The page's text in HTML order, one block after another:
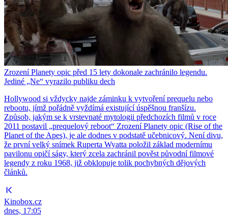
Zrození Planety opic před 15 lety dokonale zachránilo legendu.
Jediné „Ne“ vyrazilo publiku dech
Hollywood si vždycky najde záminku k vytvoření prequelu nebo
rebootu, jímž pořádně vyždímá existující úspěšnou franšízu.
Způsob, jakým se k vrstevnaté mytologii předchozích filmů v roce
2011 postavil „prequelový reboot“ Zrození Planety opic (Rise of the
Planet of the Apes), je ale dodnes v podstatě učebnicový. Není divu,
že první velký snímek Ruperta Wyatta položil základ modernímu
pavilonu opičí ságy, který zcela zachránil pověst původní filmové
legendy z roku 1968, již obklopuje tolik pochybných dějových
článků.
Kinobox.cz
dnes, 17:05